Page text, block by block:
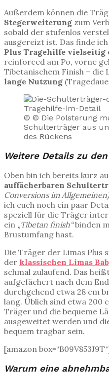
Außerdem können die
Stegerweiterung zum
sobald der stufenlos
ausgereizt ist. Das finde
Plus Tragehilfe vielseitig
reinforced am Po, vorne
Tibetanischem Finish – die
lange Nutzung
© © Die Polsterung
Schulterträger aus
des Rückens
Weitere Details zu
Oben bin ich bereits kurz
auffächerbaren
Conversions im Allgemeinen)
ich euch noch ein paar
speziell für die Träger
ein „Tibetan finish“binden
Brustumfang hast.
Die Träger der Limas Plus
der klassischen Limas
schmal zulaufend. Das
aufgefächert nach dem
durchgehend etwa 28 cm
lang. Üblich sind etwa 200
Träger und die bequeme
ausgeweitet werden und
bequem tragbar sein.
[amazon
Warum eine